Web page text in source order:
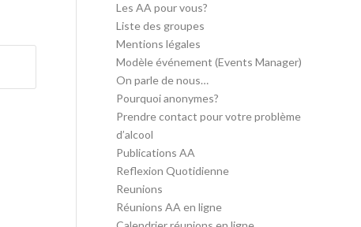
Les AA pour vous?
Liste des groupes
Mentions légales
Modèle événement (Events Manager)
On parle de nous…
Pourquoi anonymes?
Prendre contact pour votre problème
d’alcool
Publications AA
Reflexion Quotidienne
Reunions
Réunions AA en ligne